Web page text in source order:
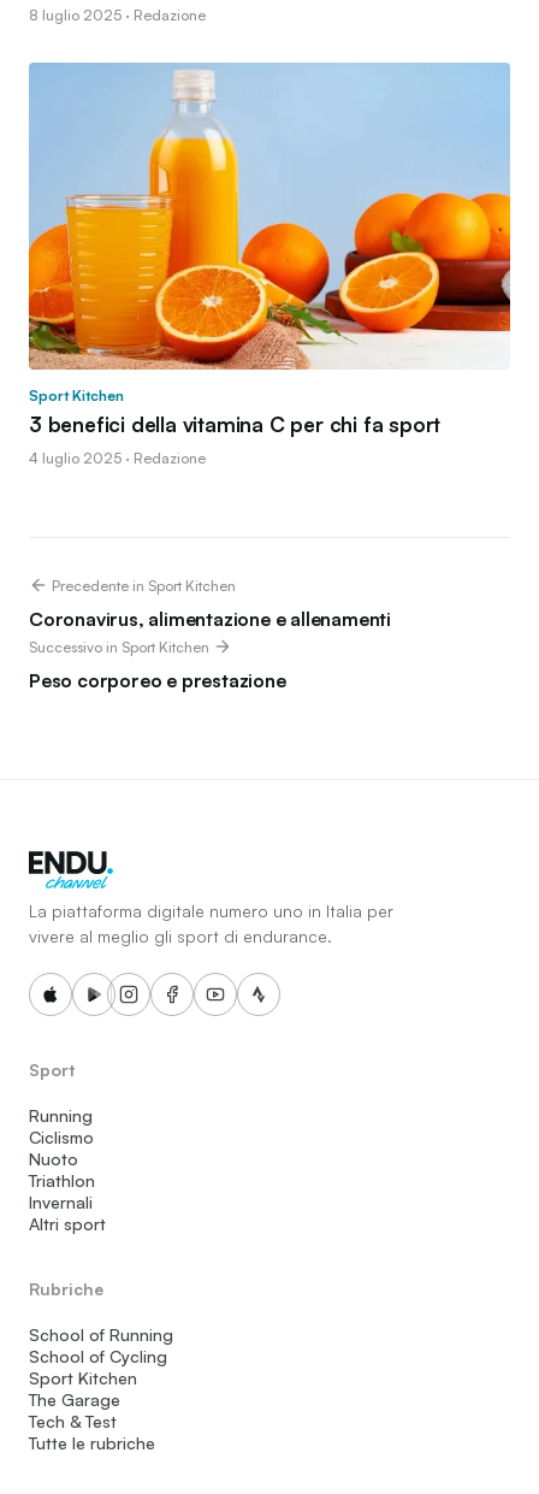
8 luglio 2025 · Redazione
Sport Kitchen
3 benefici della vitamina C per chi fa sport
4 luglio 2025 · Redazione
Precedente in Sport Kitchen
Coronavirus, alimentazione e allenamenti
Successivo in Sport Kitchen
Peso corporeo e prestazione
La piattaforma digitale numero uno in Italia per
vivere al meglio gli sport di endurance.
Sport
Running
Ciclismo
Nuoto
Triathlon
Invernali
Altri sport
Rubriche
School of Running
School of Cycling
Sport Kitchen
The Garage
Tech & Test
Tutte le rubriche